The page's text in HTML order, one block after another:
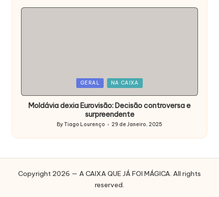
GERAL NA CAIXA
Moldávia dexia Eurovisão: Decisão controversa e
surpreendente
Posted
by
ByTiago Lourenço 29 de Janeiro, 2025
Copyright 2026 — A CAIXA QUE JÁ FOI MÁGICA. All rights
reserved.